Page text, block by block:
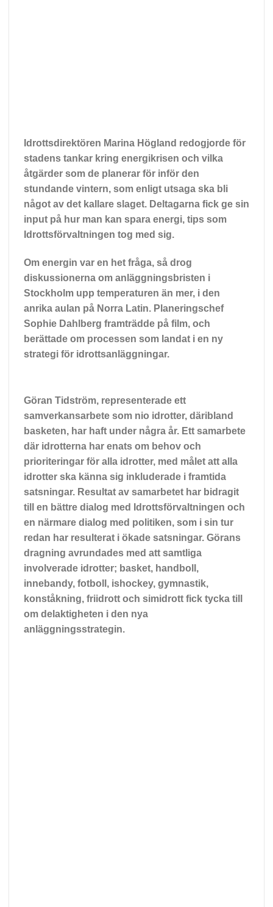
Idrottsdirektören Marina Högland redogjorde för
stadens tankar kring energikrisen och vilka
åtgärder som de planerar för inför den
stundande vintern, som enligt utsaga ska bli
något av det kallare slaget. Deltagarna fick ge sin
input på hur man kan spara energi, tips som
Idrottsförvaltningen tog med sig.
Om energin var en het fråga, så drog
diskussionerna om anläggningsbristen i
Stockholm upp temperaturen än mer, i den
anrika aulan på Norra Latin. Planeringschef
Sophie Dahlberg framträdde på film, och
berättade om processen som landat i en ny
strategi för idrottsanläggningar.
Göran Tidström, representerade ett
samverkansarbete som nio idrotter, däribland
basketen, har haft under några år. Ett samarbete
där idrotterna har enats om behov och
prioriteringar för alla idrotter, med målet att alla
idrotter ska känna sig inkluderade i framtida
satsningar. Resultat av samarbetet har bidragit
till en bättre dialog med Idrottsförvaltningen och
en närmare dialog med politiken, som i sin tur
redan har resulterat i ökade satsningar. Görans
dragning avrundades med att samtliga
involverade idrotter; basket, handboll,
innebandy, fotboll, ishockey, gymnastik,
konståkning, friidrott och simidrott fick tycka till
om delaktigheten i den nya
anläggningsstrategin.